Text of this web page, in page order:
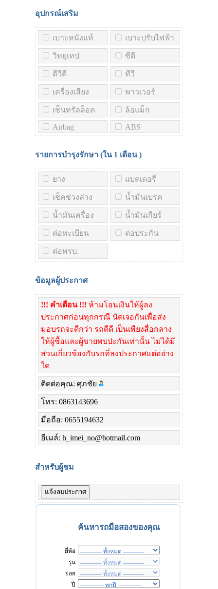
อุปกรณ์เสริม
เบาะหนังแท้ เบาะปรับไฟฟ้า
วิทยุเทป ซีดี
ดีวีดี ทีวี
เครื่องเสียง พาวเวอร์
เซ็นทรัลล็อค ล้อแม็ก
Airbag ABS
รายการบำรุงรักษา (ใน 1 เดือน)
ยาง แบตเตอรี่
เช็คช่วงล่าง น้ำมันเบรค
น้ำมันเครื่อง น้ำมันเกียร์
ต่อทะเบียน ต่อประกัน
ต่อพรบ.
ข้อมูลผู้ประกาศ
!!! คำเตือน !!! ห้ามโอนเงินให้ผู้ลง
ประกาศก่อนทุกกรณี นัดเจอกันเพื่อส่ง
มอบรถจะดีกว่า รถดีดี เป็นเพียงสื่อกลาง
ให้ผู้ซื้อและผู้ขายพบปะกันเท่านั้น ไม่ได้มี
ส่วนเกี่ยวข้องกับรถที่ลงประกาศแต่อย่าง
ใด
ติดต่อคุณ: ศุภชัย
โทร: 0863143696
มือถือ: 0655194632
อีเมล์: h_imei_no@hotmail.com
สำหรับผู้ชม
ค้นหารถมือสองของคุณ
ยี่ห้อ
รุ่น
ย่อย
ปี